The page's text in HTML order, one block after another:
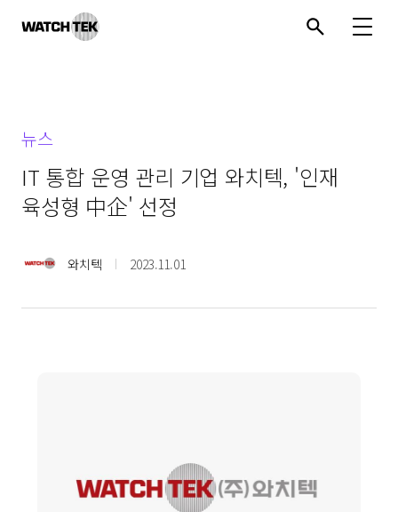
뉴스
IT 통합 운영 관리 기업 와치텍, '인재
육성형 中企' 선정
와치텍 2023.11.01